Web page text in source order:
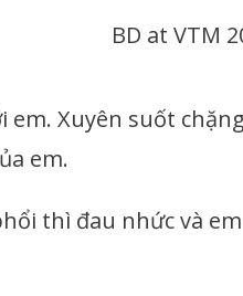
Xuyên suốt
em.
thì đau nhức và